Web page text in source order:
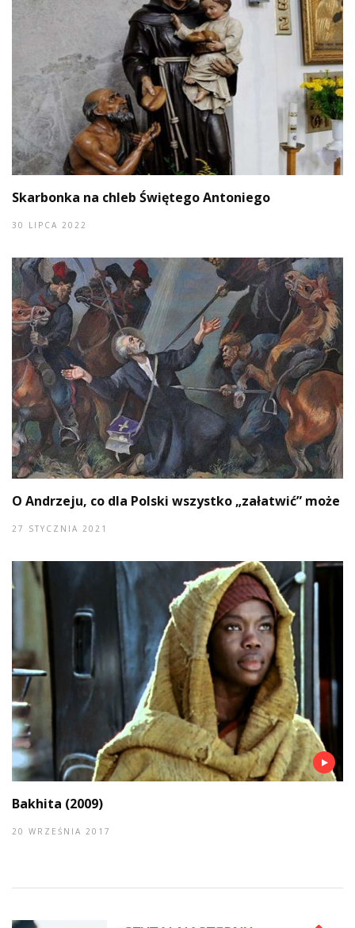
Skarbonka na chleb Świętego Antoniego
30 LIPCA 2022
O Andrzeju, co dla Polski wszystko „załatwić” może
27 STYCZNIA 2021
Bakhita (2009)
20 WRZEŚNIA 2017